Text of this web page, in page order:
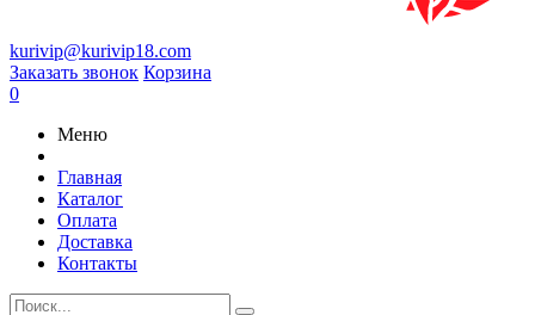
kurivip@kurivip18.com
Заказать звонок Корзина
0
Меню
Главная
Каталог
Оплата
Доставка
Контакты